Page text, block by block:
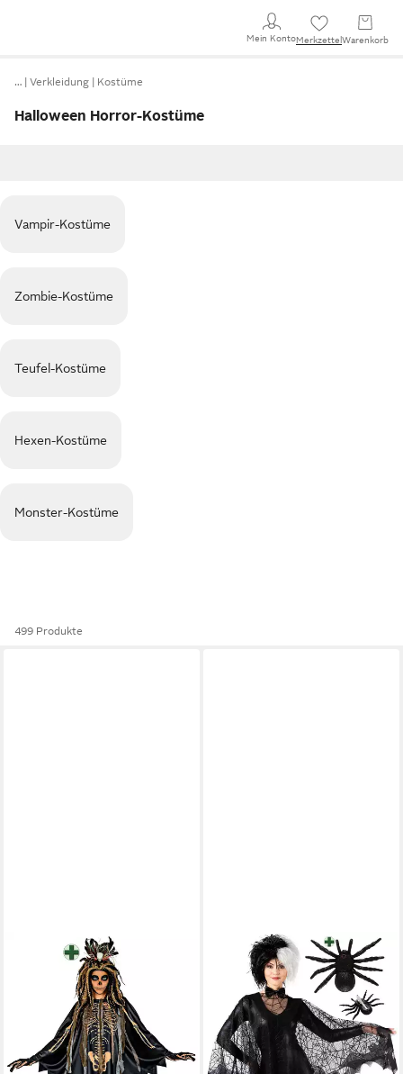
Mein KontoMerkzettel Warenkorb
… Verkleidung Kostüme
Halloween Horror-Kostüme
Vampir-Kostüme
Zombie-Kostüme
Teufel-Kostüme
Hexen-Kostüme
Monster-Kostüme
499 Produkte